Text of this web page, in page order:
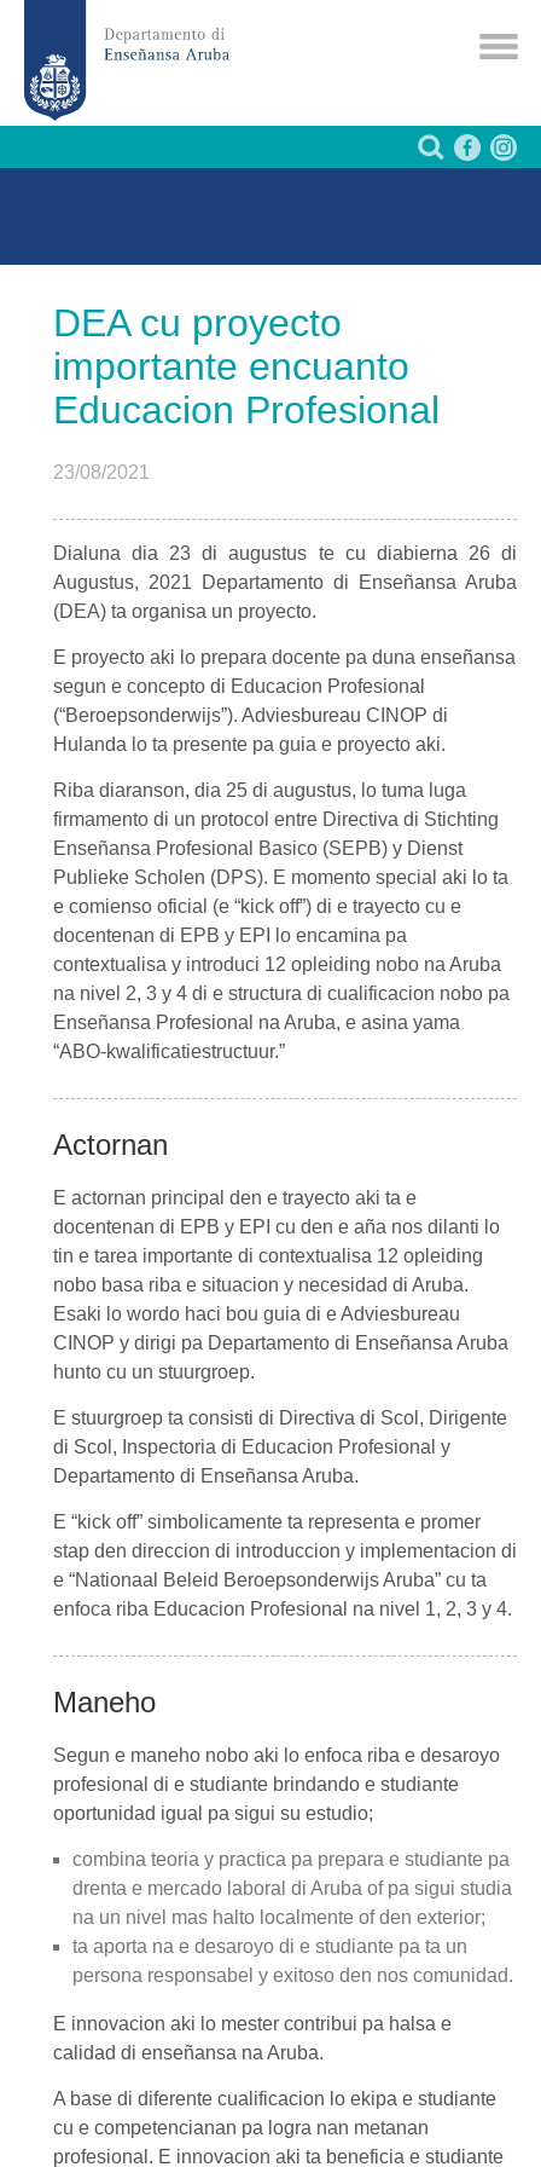
DEA cu proyecto
importante encuanto
Educacion Profesional
23/08/2021
Dialuna dia 23 di augustus te cu diabierna 26 di
Augustus, 2021 Departamento di Enseñansa Aruba
(DEA) ta organisa un proyecto.
E proyecto aki lo prepara docente pa duna enseñansa
segun e concepto di Educacion Profesional
(“Beroepsonderwijs”). Adviesbureau CINOP di
Hulanda lo ta presente pa guia e proyecto aki.
Riba diaranson, dia 25 di augustus, lo tuma luga
firmamento di un protocol entre Directiva di Stichting
Enseñansa Profesional Basico (SEPB) y Dienst
Publieke Scholen (DPS). E momento special aki lo ta
e comienso oficial (e “kick off”) di e trayecto cu e
docentenan di EPB y EPI lo encamina pa
contextualisa y introduci 12 opleiding nobo na Aruba
na nivel 2, 3 y 4 di e structura di cualificacion nobo pa
Enseñansa Profesional na Aruba, e asina yama
“ABO-kwalificatiestructuur.”
Actornan
E actornan principal den e trayecto aki ta e
docentenan di EPB y EPI cu den e aña nos dilanti lo
tin e tarea importante di contextualisa 12 opleiding
nobo basa riba e situacion y necesidad di Aruba.
Esaki lo wordo haci bou guia di e Adviesbureau
CINOP y dirigi pa Departamento di Enseñansa Aruba
hunto cu un stuurgroep.
E stuurgroep ta consisti di Directiva di Scol, Dirigente
di Scol, Inspectoria di Educacion Profesional y
Departamento di Enseñansa Aruba.
E “kick off” simbolicamente ta representa e promer
stap den direccion di introduccion y implementacion di
e “Nationaal Beleid Beroepsonderwijs Aruba” cu ta
enfoca riba Educacion Profesional na nivel 1, 2, 3 y 4.
Maneho
Segun e maneho nobo aki lo enfoca riba e desaroyo
profesional di e studiante brindando e studiante
oportunidad igual pa sigui su estudio;
combina teoria y practica pa prepara e studiante pa
drenta e mercado laboral di Aruba of pa sigui studia
na un nivel mas halto localmente of den exterior;
ta aporta na e desaroyo di e studiante pa ta un
persona responsabel y exitoso den nos comunidad.
E innovacion aki lo mester contribui pa halsa e
calidad di enseñansa na Aruba.
A base di diferente cualificacion lo ekipa e studiante
cu e competencianan pa logra nan metanan
profesional. E innovacion aki ta beneficia e studiante